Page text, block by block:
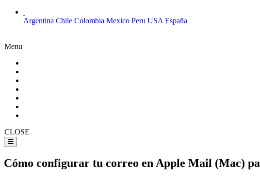
Argentina Chile Colombia Mexico Peru USA España
Menu
CLOSE
Cómo configurar tu correo en Apple Mail (Mac)